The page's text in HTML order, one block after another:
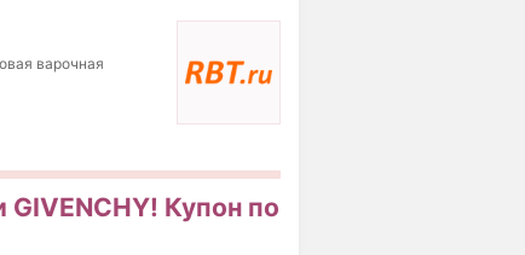
варочная
Купон по